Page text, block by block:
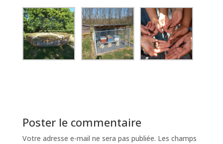
Poster le commentaire
Votre adresse e-mail ne sera pas publiée. Les champs